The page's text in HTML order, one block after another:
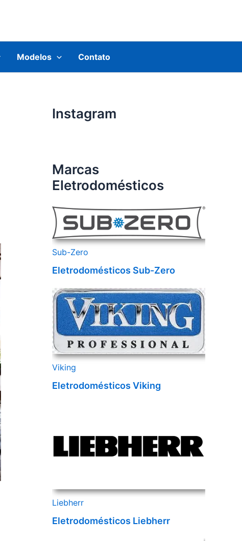
Modelos Contato
Instagram
Marcas
Eletrodomésticos
Sub-Zero
Eletrodomésticos Sub-Zero
Viking
Eletrodomésticos Viking
Liebherr
Eletrodomésticos Liebherr